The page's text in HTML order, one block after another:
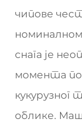
чипове
снага је
момента
облике.